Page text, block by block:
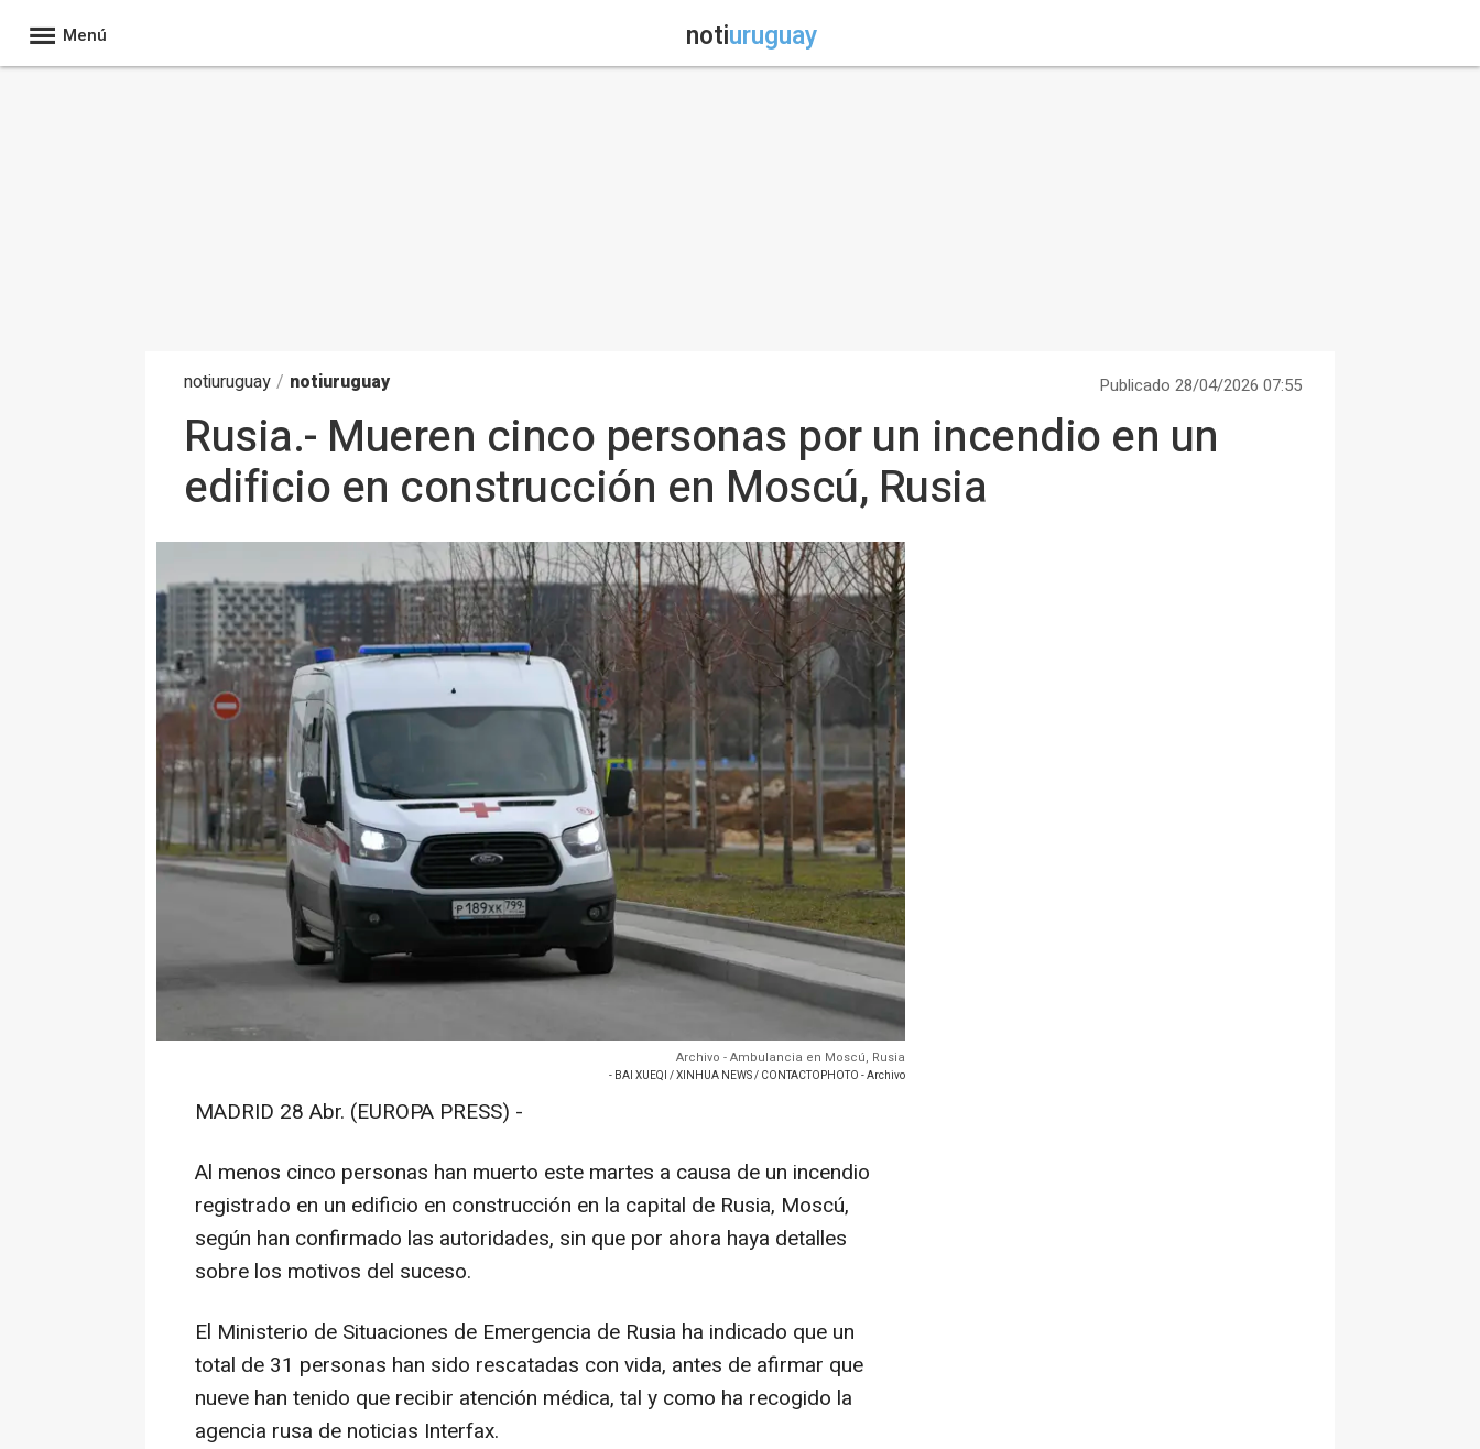
Menú notiuruguay
notiuruguay / notiuruguay Publicado 28/04/2026 07:55
Rusia.- Mueren cinco personas por un incendio en un
edificio en construcción en Moscú, Rusia
Archivo - Ambulancia en Moscú, Rusia
- BAI XUEQI / XINHUA NEWS / CONTACTOPHOTO - Archivo
MADRID 28 Abr. (EUROPA PRESS) -
Al menos cinco personas han muerto este martes a causa de un incendio
registrado en un edificio en construcción en la capital de Rusia, Moscú,
según han confirmado las autoridades, sin que por ahora haya detalles
sobre los motivos del suceso.
El Ministerio de Situaciones de Emergencia de Rusia ha indicado que un
total de 31 personas han sido rescatadas con vida, antes de afirmar que
nueve han tenido que recibir atención médica, tal y como ha recogido la
agencia rusa de noticias Interfax.